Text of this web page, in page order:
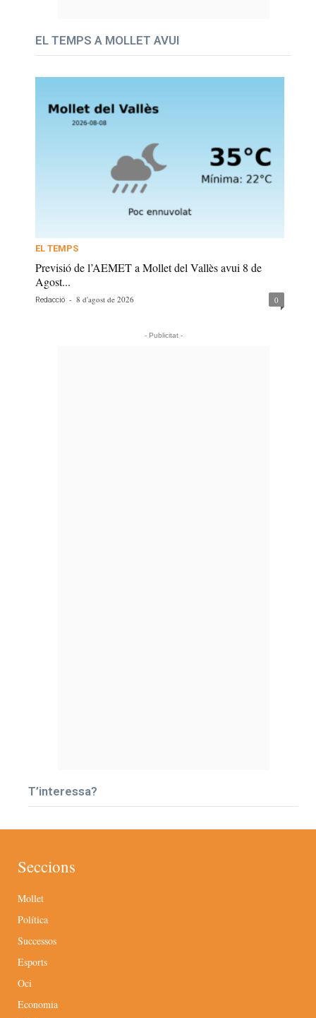
EL TEMPS A MOLLET AVUI
EL TEMPS
Previsió de l’AEMET a Mollet del Vallès avui 8 de
Agost...
Redacció - 8 d'agost de 2026 0
- Publicitat -
T’interessa?
Seccions
Mollet
Política
Successos
Esports
Oci
Economia